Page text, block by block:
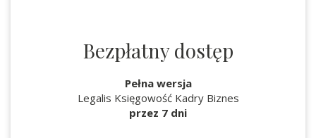
Bezpłatny dostęp
Pełna wersja
Legalis Księgowość Kadry Biznes
przez 7 dni